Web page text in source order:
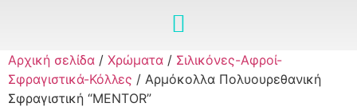
Αρχική σελίδα / Χρώματα / Σιλικόνες-Αφροί-
Σφραγιστικά-Κόλλες / Αρμόκολλα Πολυουρεθανική
Σφραγιστική “MENTOR”